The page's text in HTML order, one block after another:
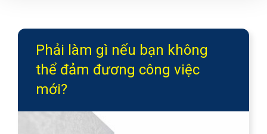
Phải làm gì nếu bạn không
thể đảm đương công việc
mới?